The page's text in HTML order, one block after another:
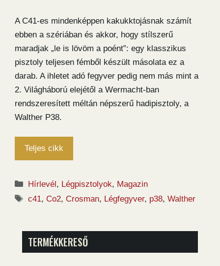
A C41-es mindenképpen kakukktojásnak számít
ebben a szériában és akkor, hogy stílszerű
maradjak „le is lövöm a poént”: egy klasszikus
pisztoly teljesen fémből készült másolata ez a
darab. A ihletet adó fegyver pedig nem más mint a
2. Világháború elejétől a Wermacht-ban
rendszeresített méltán népszerű hadipisztoly, a
Walther P38.
Teljes cikk
Kategória
Hírlevél , Légpisztolyok, Magazin
Címkék
c41, Co2, Crosman, Légfegyver, p38,Walther
TERMÉKKERESŐ